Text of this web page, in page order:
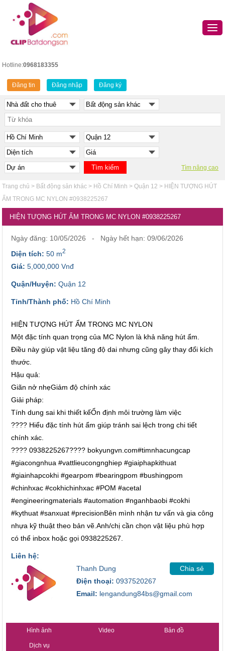
Hotline:0968183355
Đăng tin Đăng nhập Đăng ký
Tìm nâng cao
Trang chủ > Bất động sản khác > Hồ Chí Minh >Quận 12 > HIỆN TƯỢNG HÚT
ẨM TRONG MC NYLON #0938225267
HIỆN TƯỢNG HÚT ẨM TRONG MC NYLON #0938225267
Ngày đăng: 10/05/2026 - Ngày hết hạn: 09/06/2026
Diện tích: 50 m2
Giá: 5,000,000 Vnđ
Quận/Huyện: Quận 12
Tỉnh/Thành phố: Hồ Chí Minh
HIỆN TƯỢNG HÚT ẨM TRONG MC NYLON
Một đặc tính quan trọng của MC Nylon là khả năng hút ẩm.
Điều này giúp vật liệu tăng độ dai nhưng cũng gây thay đổi kích
thước.
Hậu quả:
Giãn nở nhẹGiảm độ chính xác
Giải pháp:
Tính dung sai khi thiết kếỔn định môi trường làm việc
???? Hiểu đặc tính hút ẩm giúp tránh sai lệch trong chi tiết
chính xác.
???? 0938225267???? bokyungvn.com#timnhacungcap
#giacongnhua #vattlieucongnghiep #giaiphapkithuat
#giainhapcokhi #gearpom #bearingpom #bushingpom
#chinhxac #cokhichinhxac #POM #acetal
#engineeringmaterials #automation #nganhbaobi #cokhi
#kythuat #sanxuat #precisionBên mình nhận tư vấn và gia công
nhựa kỹ thuật theo bản vẽ.Anh/chị cần chọn vật liệu phù hợp
có thể inbox hoặc gọi 0938225267.
Liên hệ:
Thanh Dung
Chia sẻ
Điện thoại: 0937520267
Email: lengandung84bs@gmail.com
Hình ảnh Video Bản đồ
Dịch vụ